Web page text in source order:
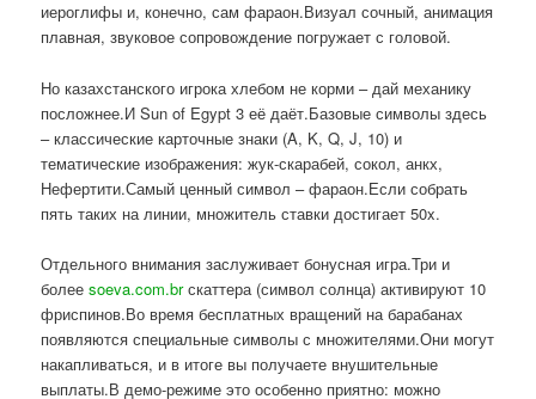
иероглифы и, конечно, сам фараон.Визуал сочный, анимация
плавная, звуковое сопровождение погружает с головой.
Но казахстанского игрока хлебом не корми – дай механику
посложнее.И Sun of Egypt 3 её даёт.Базовые символы здесь
– классические карточные знаки (A, K, Q, J, 10) и
тематические изображения: жук-скарабей, сокол, анкх,
Нефертити.Самый ценный символ – фараон.Если собрать
пять таких на линии, множитель ставки достигает 50x.
Отдельного внимания заслуживает бонусная игра.Три и
болееsoeva.com.brскаттера (символ солнца) активируют 10
фриспинов.Во время бесплатных вращений на барабанах
появляются специальные символы с множителями.Они могут
накапливаться, и в итоге вы получаете внушительные
выплаты.В демо-режиме это особенно приятно: можно